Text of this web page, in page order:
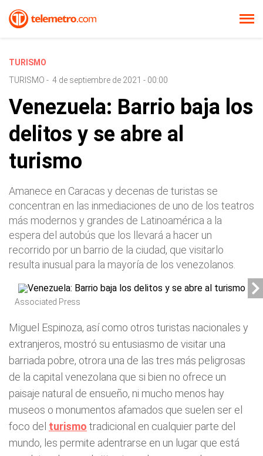
TURISMO
TURISMO - 4 de septiembre de 2021 - 00:00
Venezuela: Barrio baja los
delitos y se abre al
turismo
Amanece en Caracas y decenas de turistas se
concentran en las inmediaciones de uno de los teatros
más modernos y grandes de Latinoamérica a la
espera del autobús que los llevará a hacer un
recorrido por un barrio de la ciudad, que visitarlo
resulta inusual para la mayoría de los venezolanos.
Associated Press
Miguel Espinoza, así como otros turistas nacionales y
extranjeros, mostró su entusiasmo de visitar una
barriada pobre, otrora una de las tres más peligrosas
de la capital venezolana que si bien no ofrece un
paisaje natural de ensueño, ni mucho menos hay
museos o monumentos afamados que suelen ser el
foco del turismo tradicional en cualquier parte del
mundo, les permite adentrarse en un lugar que está